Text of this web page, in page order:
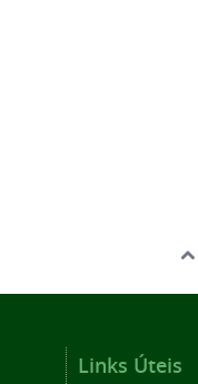
Links Úteis